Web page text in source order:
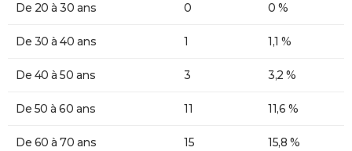
De 20 à 30 ans 0 0 %
De 30 à 40 ans 1 1,1 %
De 40 à 50 ans 3 3,2 %
De 50 à 60 ans 11 11,6 %
De 60 à 70 ans 15 15,8 %